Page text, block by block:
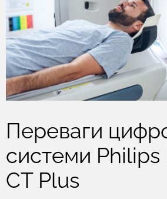
Переваги
системи Philips
CT Plus